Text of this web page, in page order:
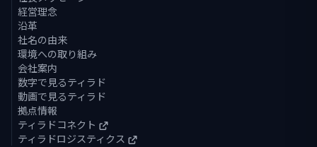
経営理念
沿革
社名の由来
環境への取り組み
会社案内
数字で見るティラド
動画で見るティラド
拠点情報
ティラドコネクト
ティラドロジスティクス